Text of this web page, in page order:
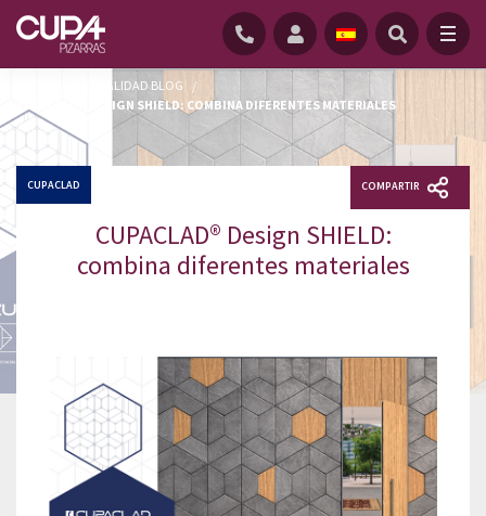
ACTUALIDAD BLOG
/
CUPACLAD® DESIGN SHIELD: COMBINA DIFERENTES MATERIALES
CUPACLAD COMPARTIR
CUPACLAD® Design SHIELD:
combina diferentes materiales